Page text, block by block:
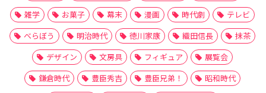
雑学
お菓子 幕末 漫画 時代劇
テレビ
べらぼう
明治時代 徳川家康 織田信長
抹茶
デザイン
文房具 フィギュア
展覧会
鎌倉時代
豊臣秀吉 豊臣兄弟！
昭和時代